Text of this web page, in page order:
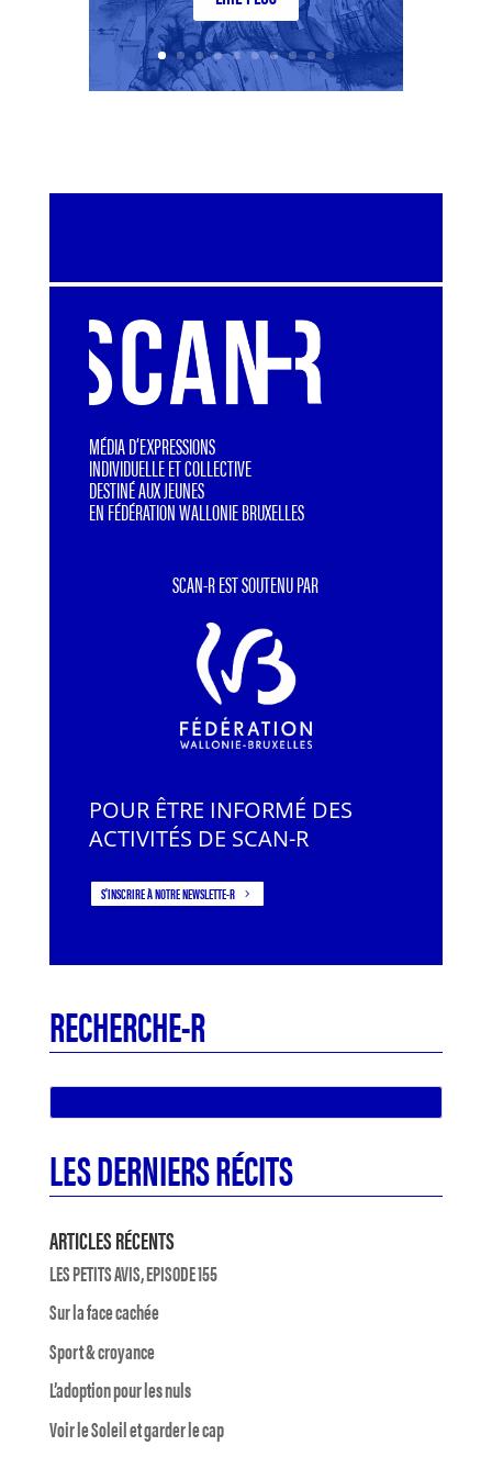
MÉDIA D’EXPRESSIONS
INDIVIDUELLE ET COLLECTIVE
DESTINÉ AUX JEUNES
EN FÉDÉRATION WALLONIE BRUXELLES
SCAN-R EST SOUTENU PAR
POUR ÊTRE INFORMÉ DES
ACTIVITÉS DE SCAN-R
S'INSCRIRE À NOTRE NEWSLETTE-R
RECHERCHE-R
LES DERNIERS RÉCITS
ARTICLES RÉCENTS
LES PETITS AVIS, EPISODE 155
Sur la face cachée
Sport & croyance
L’adoption pour les nuls
Voir le Soleil et garder le cap